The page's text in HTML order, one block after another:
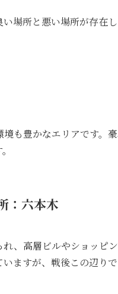
場所と悪い場所が存在
も豊かなエリアです。
：六本木
、高層ビルやショッピ
ますが、戦後この辺り